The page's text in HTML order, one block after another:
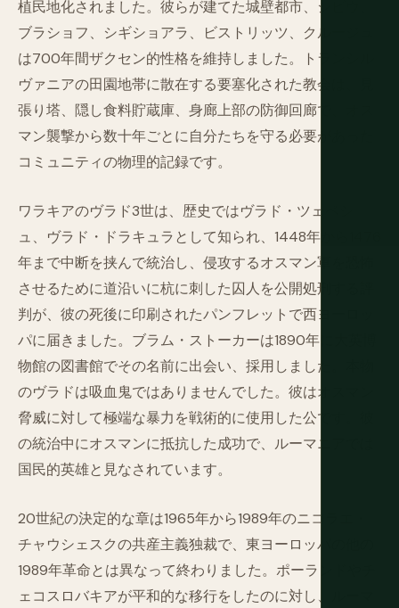
植民地化されました。彼らが建てた城壁都市、シビウ、
ブラショフ、シギショアラ、ビストリッツ、クルージュ
は700年間ザクセン的性格を維持しました。トランシル
ヴァニアの田園地帯に散在する要塞化された教会は、見
張り塔、隠し食料貯蔵庫、身廊上部の防御回廊で、オス
マン襲撃から数十年ごとに自分たちを守る必要があった
コミュニティの物理的記録です。
ワラキアのヴラド3世は、歴史ではヴラド・ツェペシ
ュ、ヴラド・ドラキュラとして知られ、1448年から1476
年まで中断を挟んで統治し、侵攻するオスマン軍を恐怖
させるために道沿いに杭に刺した囚人を公開処刑する評
判が、彼の死後に印刷されたパンフレットで西ヨーロッ
パに届きました。ブラム・ストーカーは1890年に大英博
物館の図書館でその名前に出会い、採用しました。本物
のヴラドは吸血鬼ではありませんでした。彼はオスマン
脅威に対して極端な暴力を戦術的に使用した公です。彼
の統治中にオスマンに抵抗した成功で、ルーマニアでは
国民的英雄と見なされています。
20世紀の決定的な章は1965年から1989年のニコラエ・
チャウシェスクの共産主義独裁で、東ヨーロッパの他の
1989年革命とは異なって終わりました。ポーランドやチ
ェコスロバキアが平和的な移行をしたのに対し、ルーマ